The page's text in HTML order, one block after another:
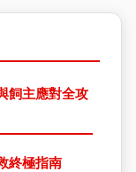
飼主應對全攻
終極指南